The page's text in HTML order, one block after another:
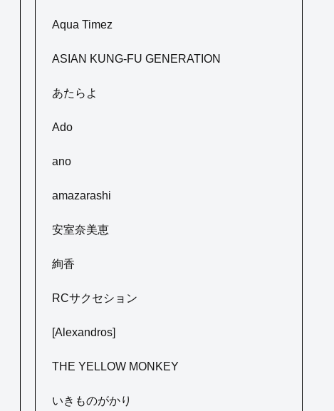
Aqua Timez
ASIAN KUNG-FU GENERATION
あたらよ
Ado
ano
amazarashi
安室奈美恵
絢香
RCサクセション
[Alexandros]
THE YELLOW MONKEY
いきものがかり